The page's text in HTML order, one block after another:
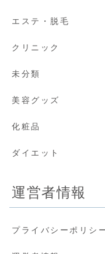
エステ・脱毛
クリニック
未分類
美容グッズ
化粧品
ダイエット
運営者情報
プライバシーポリシ